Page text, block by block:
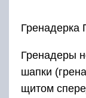
Гренадерка
Гренадеры
шапки
щитом